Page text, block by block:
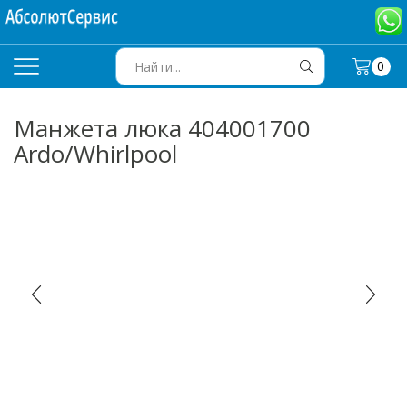
INPUT
0
Манжета люка 404001700
Ardo/Whirlpool